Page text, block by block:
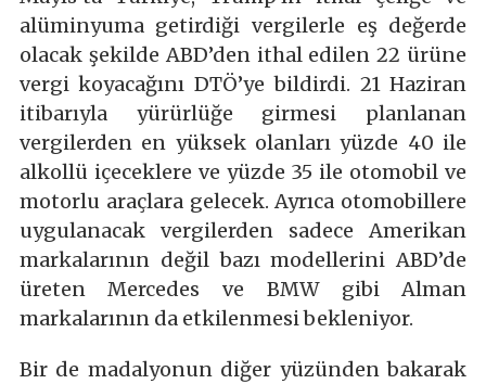
alüminyuma getirdiği vergilerle eş değerde
olacak şekilde ABD’den ithal edilen 22 ürüne
vergi koyacağını DTÖ’ye bildirdi. 21 Haziran
itibarıyla yürürlüğe girmesi planlanan
vergilerden en yüksek olanları yüzde 40 ile
alkollü içeceklere ve yüzde 35 ile otomobil ve
motorlu araçlara gelecek. Ayrıca otomobillere
uygulanacak vergilerden sadece Amerikan
markalarının değil bazı modellerini ABD’de
üreten Mercedes ve BMW gibi Alman
markalarının da etkilenmesi bekleniyor.
Bir de madalyonun diğer yüzünden bakarak